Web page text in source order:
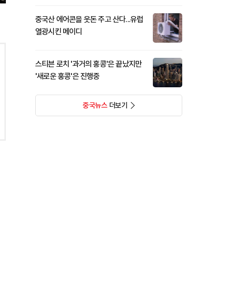
중국산 에어콘을 웃돈 주고 산다...유럽
열광시킨 메이디
스티븐 로치 '과거의 홍콩'은 끝났지만
'새로운 홍콩'은 진행중
중국뉴스더보기